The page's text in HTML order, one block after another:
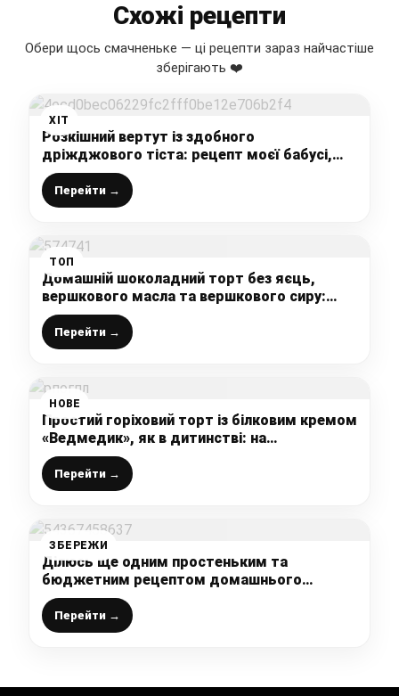
Схожі рецепти
Обери щось смачненьке — ці рецепти зараз найчастіше
зберігають ❤️
ХІТ
Розкішний вертут із здобного
дріжджового тіста: рецепт моєї бабусі,
але вона колись пекла цю смакоту в печі
Перейти →
ТОП
Домашній шоколадний торт без яєць,
вершкового масла та вершкового сиру:
приготувала бюджетний, але розкішний
тортик, ніхто не повірив, що бісквіт на воді
Перейти →
НОВЕ
Простий горіховий торт із білковим кремом
«Ведмедик», як в дитинстві: на
приготування потрібно лише 30 хвилин,
інгредієнти бюджетні, а виходить ну дуже
смачно
Перейти →
ЗБЕРЕЖИ
Ділюсь ще одним простеньким та
бюджетним рецептом домашнього
розсипчастого печива на олії: смачна
випічка до чаю
Перейти →